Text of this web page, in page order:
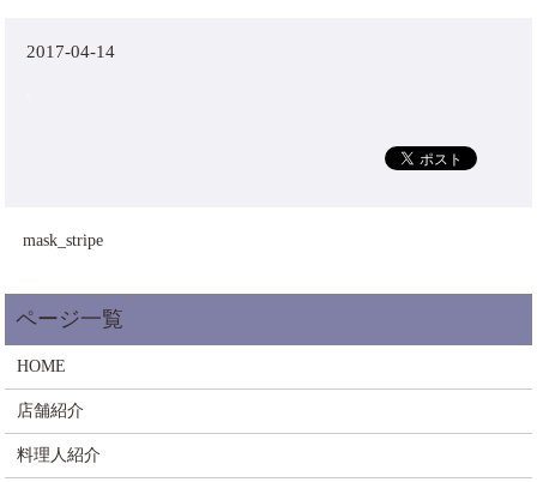
2017-04-14
mask_stripe
HOME
店舗紹介
料理人紹介